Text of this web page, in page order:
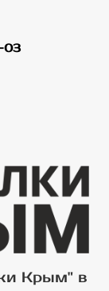
03
Крым" в